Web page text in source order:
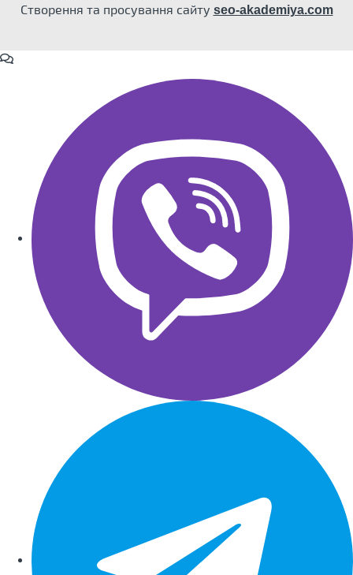
Створення та просування сайту seo-akademiya.com